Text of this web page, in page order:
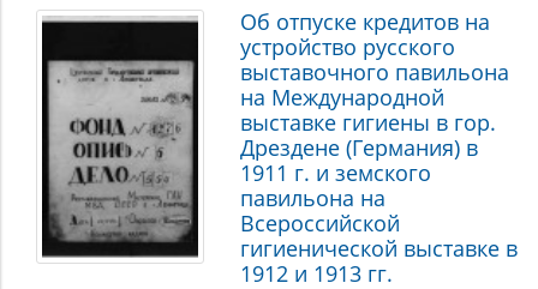
Об отпуске кредитов на
устройство русского
выставочного павильона
на Международной
выставке гигиены в гор.
Дрездене (Германия) в
1911 г. и земского
павильона на
Всероссийской
гигиенической выставке в
1912 и 1913 гг.